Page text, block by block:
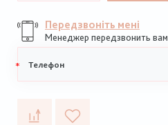
Передзвоніть мені
Менеджер передзвонить вам
телефон